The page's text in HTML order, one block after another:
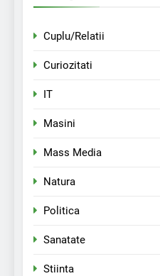
Cuplu/Relatii
Curiozitati
IT
Masini
Mass Media
Natura
Politica
Sanatate
Stiinta